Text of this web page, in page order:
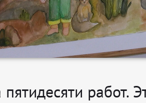
пятидесяти работ.